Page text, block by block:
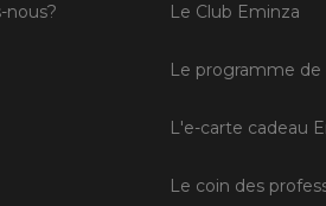
nous? Le Club Eminza
Le programme de
L'e-carte cadeau
Le coin des